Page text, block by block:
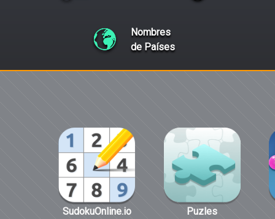
Nombres
de Países
SudokuOnline.io
Puzles